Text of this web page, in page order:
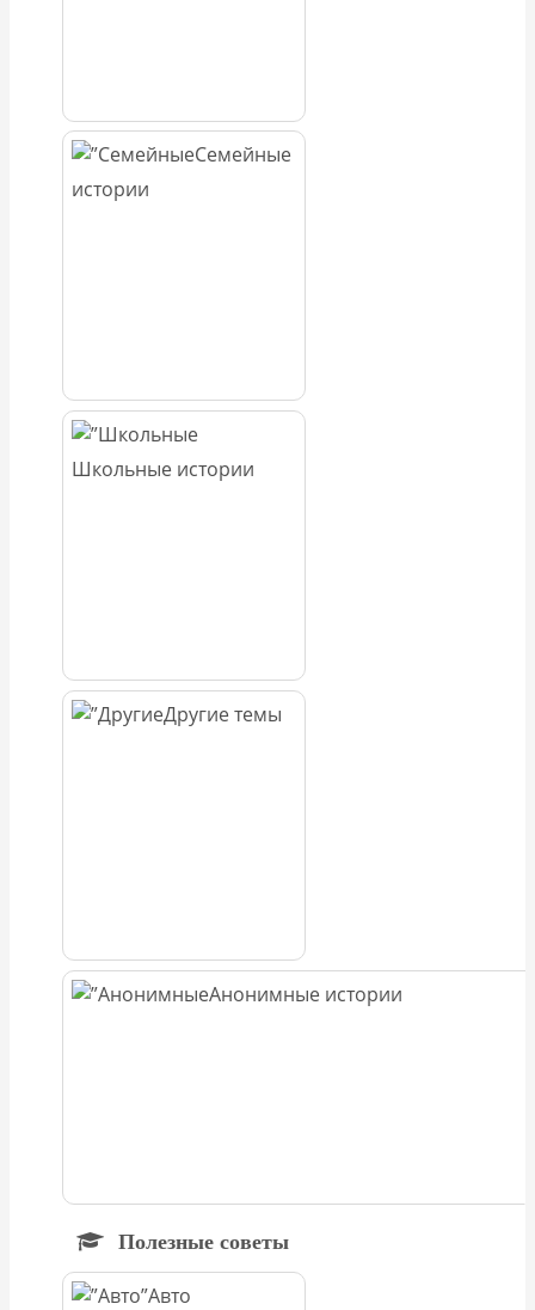
Семейные
истории
Школьные истории
Другие темы
Анонимные истории
Полезные советы
Авто